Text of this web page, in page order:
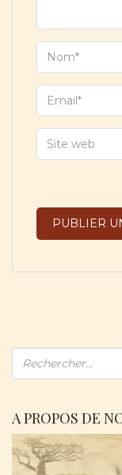
A PROPOS DE